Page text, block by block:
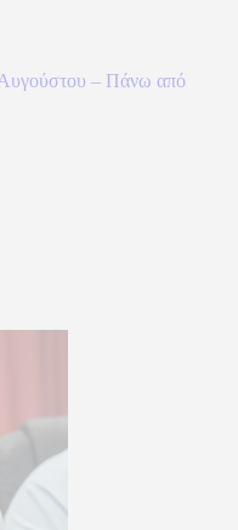
Αυγούστου – Πάνω από